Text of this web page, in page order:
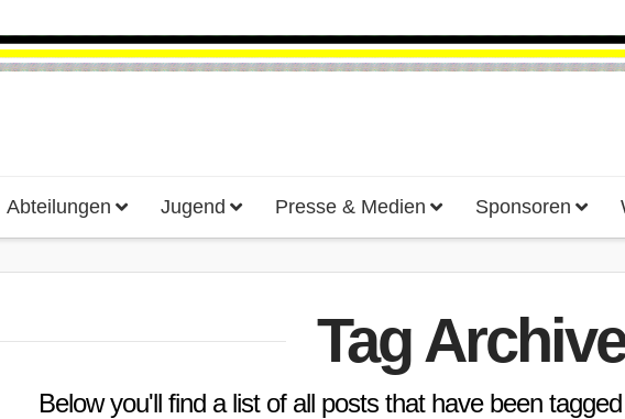
Abteilungen Jugend Presse & Medien Sponsoren
Tag Archive
Below you'll find a list of all posts that have been